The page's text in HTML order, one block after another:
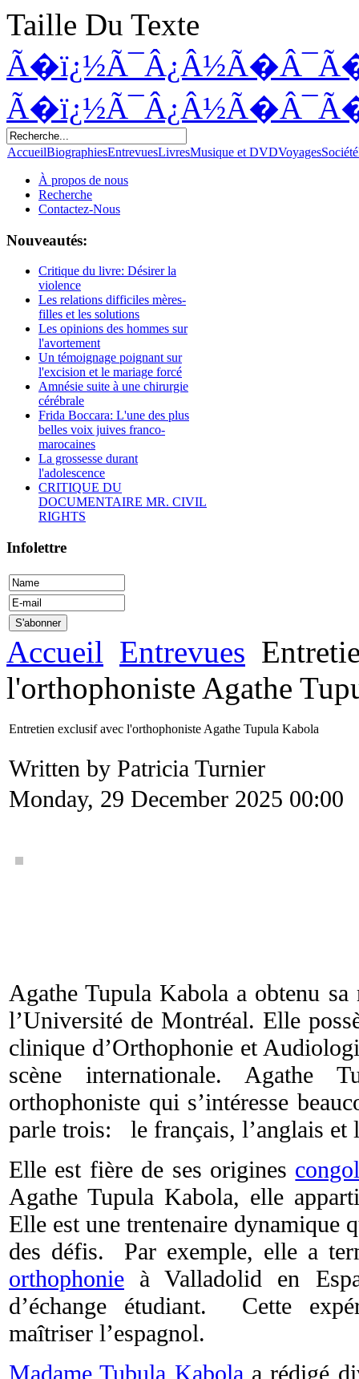
Taille Du Texte
AccueilBiographiesEntrevuesLivresMusique et DVDVoyagesSociété
À propos de nous
Recherche
Contactez-Nous
Nouveautés:
Critique du livre: Désirer la
violence
Les relations difficiles mères-
filles et les solutions
Les opinions des hommes sur
l'avortement
Un témoignage poignant sur
l'excision et le mariage forcé
Amnésie suite à une chirurgie
cérébrale
Frida Boccara: L'une des plus
belles voix juives franco-
marocaines
La grossesse durant
l'adolescence
CRITIQUE DU
DOCUMENTAIRE MR. CIVIL
RIGHTS
Infolettre
Accueil Entrevues
l'orthophoniste Agathe
Entretien exclusif avec l'orthophoniste Agathe Tupula Kabola
Written by Patricia Turnier
Monday, 29 December 2025 00:00
Agathe Tupula Kabola a obtenu
l’Université de Montréal. Elle
clinique d’Orthophonie et
scène internationale. Agathe
orthophoniste qui s’intéresse
parle trois: le français, l’anglais et
Elle est fière de ses origines
Agathe Tupula Kabola, elle
Elle est une trentenaire dynamique
des défis. Par exemple, elle a
orthophonie à Valladolid en
d’échange étudiant. Cette
maîtriser l’espagnol.
Madame Tubula Kabola a rédigé